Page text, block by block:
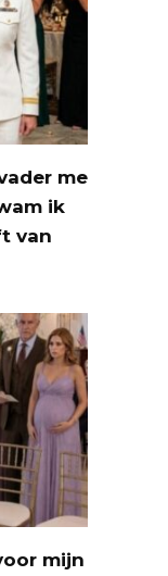
me
ik
van
mijn